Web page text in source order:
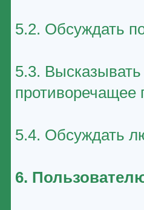
5.2. Обсуждать
5.3.
противоречащее
5.4. Обсуждать
6.